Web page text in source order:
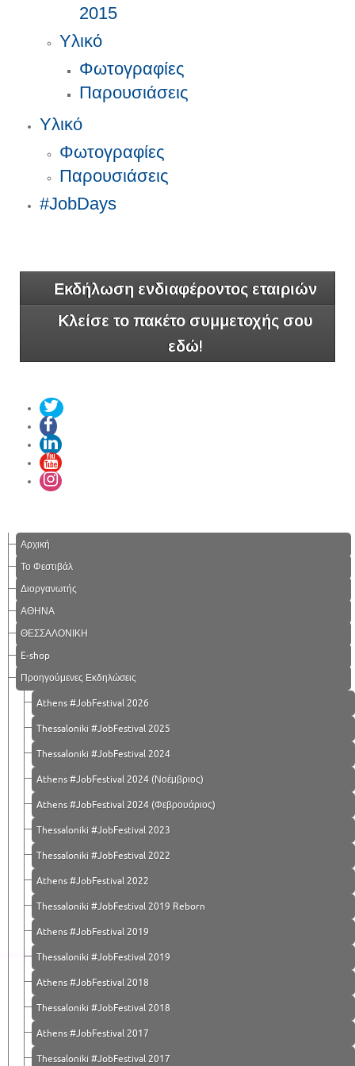
2015
Υλικό
Φωτογραφίες
Παρουσιάσεις
Υλικό
Φωτογραφίες
Παρουσιάσεις
#JobDays
Εκδήλωση ενδιαφέροντος εταιριών
Κλείσε το πακέτο συμμετοχής σου
εδώ!
Αρχική
Το Φεστιβάλ
Διοργανωτής
ΑΘΗΝΑ
ΘΕΣΣΑΛΟΝΙΚΗ
E-shop
Προηγούμενες Εκδηλώσεις
Athens #JobFestival 2026
Thessaloniki #JobFestival 2025
Thessaloniki #JobFestival 2024
Athens #JobFestival 2024 (Νοέμβριος)
Athens #JobFestival 2024 (Φεβρουάριος)
Thessaloniki #JobFestival 2023
Thessaloniki #JobFestival 2022
Athens #JobFestival 2022
Thessaloniki #JobFestival 2019 Reborn
Athens #JobFestival 2019
Thessaloniki #JobFestival 2019
Athens #JobFestival 2018
Thessaloniki #JobFestival 2018
Athens #JobFestival 2017
Τhessaloniki #JobFestival 2017